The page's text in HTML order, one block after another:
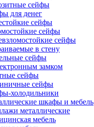
сейфы
для денег
сейфы
сейфы
сейфы
в стену
сейфы
замком
сейфы
сейфы
холодильники
шкафы и мебель
металлические
мебель